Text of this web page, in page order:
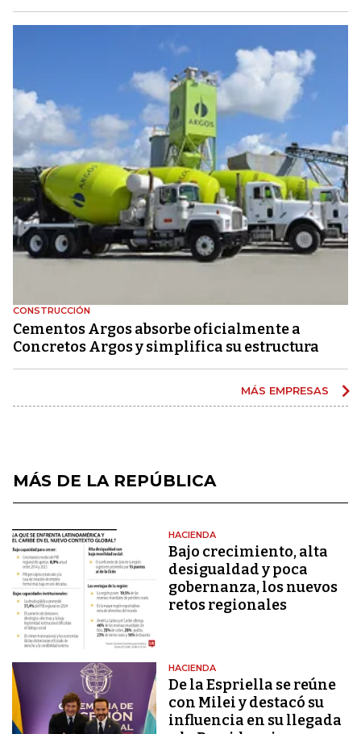
CONSTRUCCIÓN
Cementos Argos absorbe oficialmente a
Concretos Argos y simplifica su estructura
MÁS EMPRESAS
MÁS DE LA REPÚBLICA
HACIENDA
Bajo crecimiento, alta
desigualdad y poca
gobernanza, los nuevos
retos regionales
HACIENDA
De la Espriella se reúne
con Milei y destacó su
influencia en su llegada